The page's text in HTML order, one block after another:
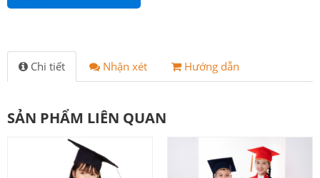
Chi tiết Nhận xét Hướng dẫn
SẢN PHẨM LIÊN QUAN